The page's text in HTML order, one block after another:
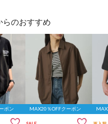
らのおすすめ
ポン MAX20％OFFクーポン